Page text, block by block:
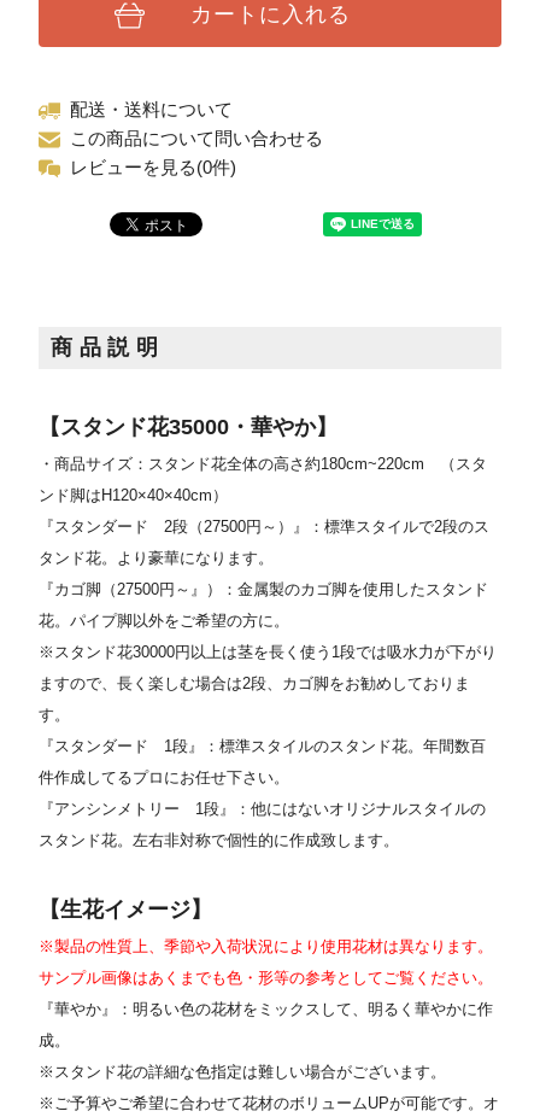
カートに入れる
配送・送料について
この商品について問い合わせる
レビューを見る(0件)
商品説明
【スタンド花35000・華やか】
・商品サイズ：スタンド花全体の高さ約180cm~220cm
（スタ
ンド脚はH120×40×40cm）
『スタンダード 2段（27500円～）』：標準スタイルで2段のス
タンド花。より豪華になります。
『カゴ脚（27500円～』）：金属製のカゴ脚を使用したスタンド
花。パイプ脚以外をご希望の方に。
※スタンド花30000円以上は茎を長く使う1段では吸水力が下がり
ますので、長く楽しむ場合は2段、カゴ脚をお勧めしておりま
す。
『スタンダード 1段』：標準スタイルのスタンド花。年間数百
件作成してるプロにお任せ下さい。
『アンシンメトリー 1段』：他にはないオリジナルスタイルの
スタンド花。左右非対称で個性的に作成致します。
【生花イメージ】
※製品の性質上、季節や入荷状況により使用花材は異なります。
サンプル画像はあくまでも色・形等の参考としてご覧ください。
『華やか』：明るい色の花材をミックスして、明るく華やかに作
成。
※スタンド花の詳細な色指定は難しい場合がございます。
※ご予算やご希望に合わせて花材のボリュームUPが可能です。オ